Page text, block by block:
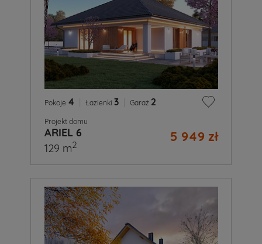
Pokoje 4 Łazienki 3 Garaż 2
Projekt domu
ARIEL 6 5 949 zł
129 m2